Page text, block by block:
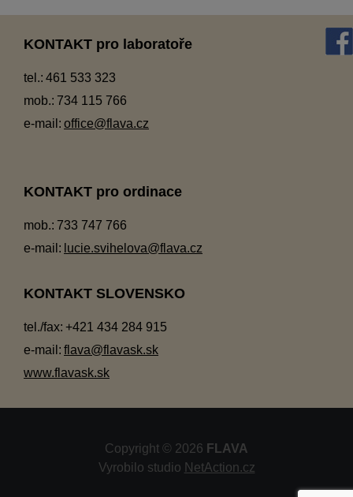
KONTAKT pro laboratoře
tel.: 461 533 323
mob.: 734 115 766
e-mail: office@flava.cz
KONTAKT pro ordinace
mob.: 733 747 766
e-mail: lucie.svihelova@flava.cz
KONTAKT SLOVENSKO
tel./fax: +421 434 284 915
e-mail: flava@flavask.sk
www.flavask.sk
Copyright © 2026 FLAVA
Vyrobilo studio NetAction.cz